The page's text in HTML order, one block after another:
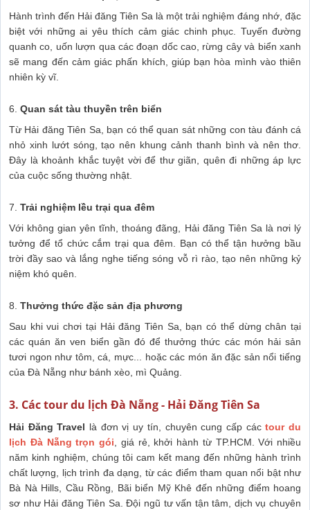
Hành trình đến Hải đăng Tiên Sa là một trải nghiệm đáng nhớ, đặc
biệt với những ai yêu thích cảm giác chinh phục. Tuyến đường
quanh co, uốn lượn qua các đoạn dốc cao, rừng cây và biển xanh
sẽ mang đến cảm giác phấn khích, giúp bạn hòa mình vào thiên
nhiên kỳ vĩ.
6. Quan sát tàu thuyền trên biển
Từ Hải đăng Tiên Sa, bạn có thể quan sát những con tàu đánh cá
nhỏ xinh lướt sóng, tạo nên khung cảnh thanh bình và nên thơ.
Đây là khoảnh khắc tuyệt vời để thư giãn, quên đi những áp lực
của cuộc sống thường nhật.
7. Trải nghiệm lều trại qua đêm
Với không gian yên tĩnh, thoáng đãng, Hải đăng Tiên Sa là nơi lý
tưởng để tổ chức cắm trại qua đêm. Bạn có thể tận hưởng bầu
trời đầy sao và lắng nghe tiếng sóng vỗ rì rào, tạo nên những kỷ
niệm khó quên.
8. Thưởng thức đặc sản địa phương
Sau khi vui chơi tại Hải đăng Tiên Sa, bạn có thể dừng chân tại
các quán ăn ven biển gần đó để thưởng thức các món hải sản
tươi ngon như tôm, cá, mực... hoặc các món ăn đặc sản nổi tiếng
của Đà Nẵng như bánh xèo, mì Quảng.
3. Các tour du lịch Đà Nẵng - Hải Đăng Tiên Sa
Hải Đăng Travel là đơn vị uy tín, chuyên cung cấp cáctour du
lịch Đà Nẵng trọn gói, giá rẻ, khởi hành từ TP.HCM. Với nhiều
năm kinh nghiệm, chúng tôi cam kết mang đến những hành trình
chất lượng, lịch trình đa dạng, từ các điểm tham quan nổi bật như
Bà Nà Hills, Cầu Rồng, Bãi biển Mỹ Khê đến những điểm hoang
sơ như Hải đăng Tiên Sa. Đội ngũ tư vấn tận tâm, dịch vụ chuyên